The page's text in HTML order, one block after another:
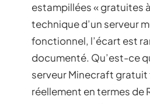
estampillées « gratuites
technique d’un serveur
fonctionnel, l’écart est
documenté. Qu’est-ce
serveur Minecraft
réellement en termes de